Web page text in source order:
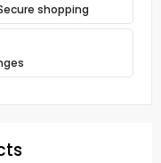
shopping